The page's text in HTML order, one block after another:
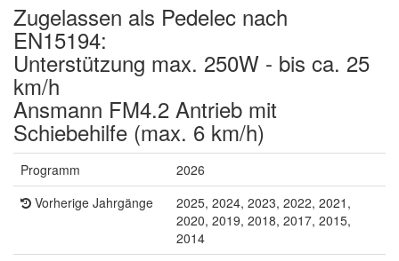
Zugelassen als Pedelec nach
EN15194:
Unterstützung max. 250W - bis ca. 25
km/h
Ansmann FM4.2 Antrieb mit
Schiebehilfe (max. 6 km/h)
Programm
2026
Vorherige Jahrgänge
2025, 2024, 2023, 2022, 2021,
2020, 2019, 2018, 2017, 2015,
2014